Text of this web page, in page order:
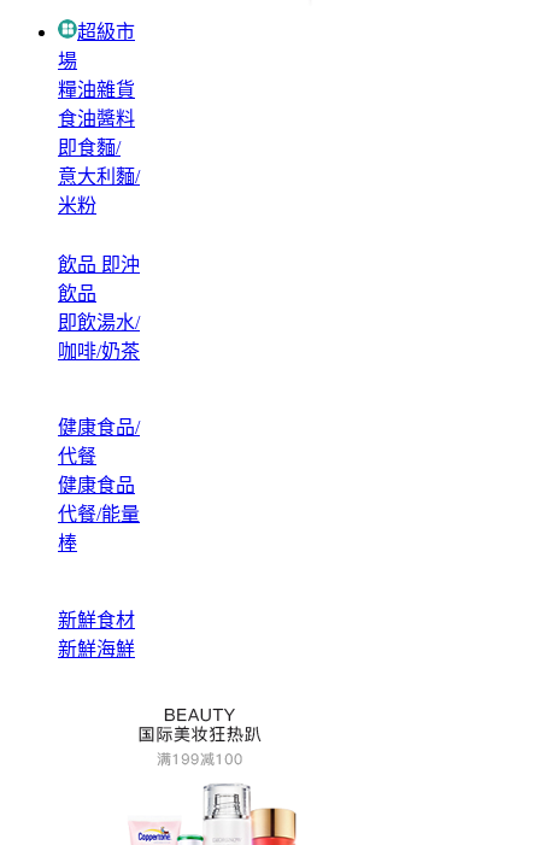
超級市
場
糧油雜貨
食油醬料
即食麵/
意大利麵/
米粉
飲品 即沖
飲品
即飲湯水/
咖啡/奶茶
健康食品/
代餐
健康食品
代餐/能量
棒
新鮮食材
新鮮海鮮